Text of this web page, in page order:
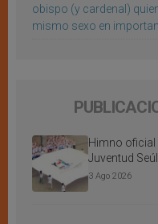
obispo (y cardenal)
mismo sexo en
Himno oficial
Juventud
3 Ago 2026